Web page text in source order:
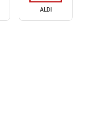
ALDI